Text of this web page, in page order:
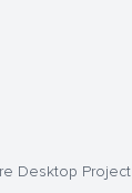
Desktop Project